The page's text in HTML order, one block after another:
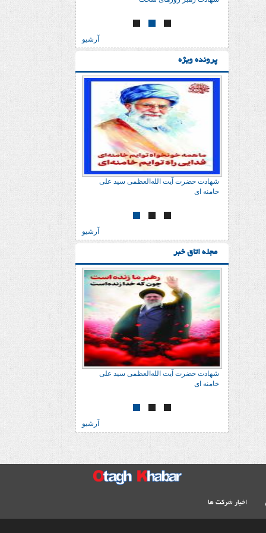
آرشیو
پرونده ویژه
شهادت حضرت آیت
خامنه ای
شهادت حضرت آیت الله‌العظمی سید علی
خامنه ای
آرشیو
مجله اتاق خبر
شهادت حضرت آیت
خامنه ای
شهادت حضرت آیت الله‌العظمی سید علی
خامنه ای
آرشیو
اخبار شرکت ها